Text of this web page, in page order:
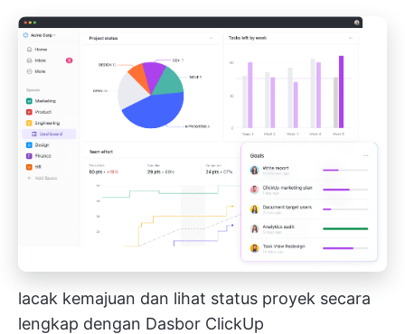
lacak kemajuan dan lihat status proyek secara
lengkap dengan Dasbor ClickUp